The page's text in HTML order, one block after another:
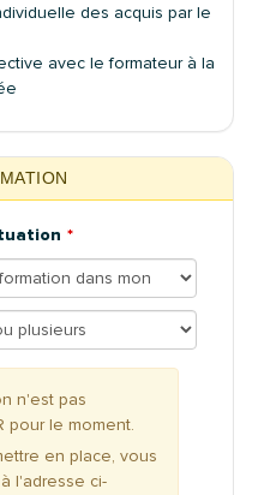
des acquis par le
avec le formateur à la
n'est pas
pour le moment.
en place, vous
l'adresse ci-